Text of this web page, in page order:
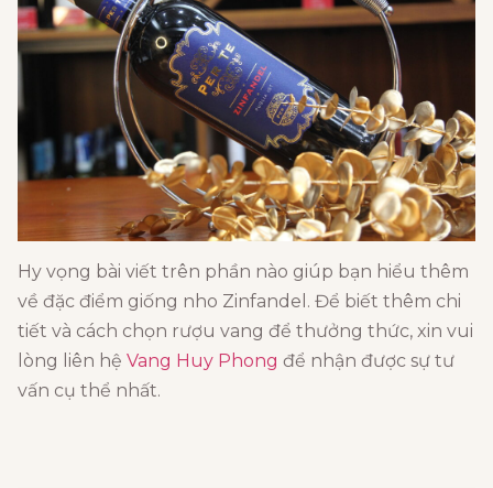
Hy vọng bài viết trên phần nào giúp bạn hiểu thêm
về đặc điểm giống nho Zinfandel. Để biết thêm chi
tiết và cách chọn rượu vang để thưởng thức, xin vui
lòng liên hệ Vang Huy Phong để nhận được sự tư
vấn cụ thể nhất.